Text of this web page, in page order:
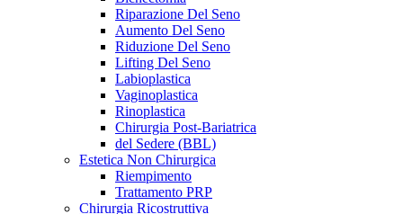
Riparazione Del Seno
Aumento Del Seno
Riduzione Del Seno
Lifting Del Seno
Labioplastica
Vaginoplastica
Rinoplastica
Chirurgia Post-Bariatrica
del Sedere (BBL)
Estetica Non Chirurgica
Riempimento
Trattamento PRP
Chirurgia Ricostruttiva